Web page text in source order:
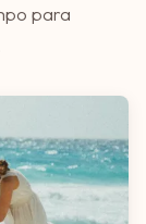
para